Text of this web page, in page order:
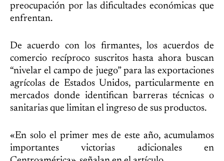
preocupación por las dificultades económicas que
enfrentan.
De acuerdo con los firmantes, los acuerdos de
comercio recíproco suscritos hasta ahora buscan
“nivelar el campo de juego” para las exportaciones
agrícolas de Estados Unidos, particularmente en
mercados donde identifican barreras técnicas o
sanitarias que limitan el ingreso de sus productos.
«En solo el primer mes de este año, acumulamos
importantes victorias adicionales en